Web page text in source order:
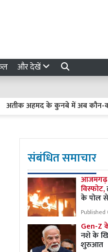
और देखें
के कुनबे में अब कौन-कौन? पांच
संबंधित समाचार
आजमगढ़
विस्फोट,
के पोल
Gen-Z
नशे के
शुरुआत